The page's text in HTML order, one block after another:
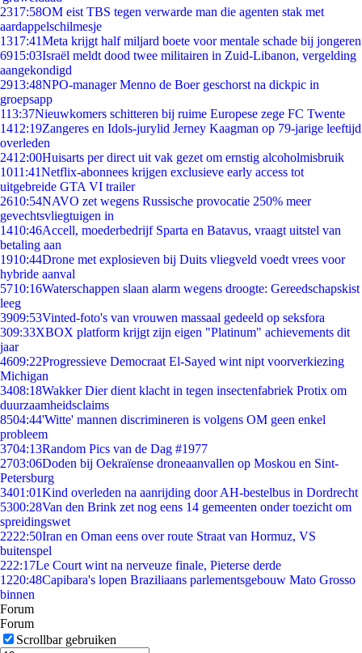
2317:58OM eist TBS tegen verwarde man die agenten stak met
aardappelschilmesje
1317:41Meta krijgt half miljard boete voor mentale schade bij jongeren
6915:03Israël meldt dood twee militairen in Zuid-Libanon, vergelding
aangekondigd
2913:48NPO-manager Menno de Boer geschorst na dickpic in
groepsapp
113:37Nieuwkomers schitteren bij ruime Europese zege FC Twente
1412:19Zangeres en Idols-jurylid Jerney Kaagman op 79-jarige leeftijd
overleden
2412:00Huisarts per direct uit vak gezet om ernstig alcoholmisbruik
1011:41Netflix-abonnees krijgen exclusieve early access tot
uitgebreide GTA VI trailer
2610:54NAVO zet wegens Russische provocatie 250% meer
gevechtsvliegtuigen in
1410:46Accell, moederbedrijf Sparta en Batavus, vraagt uitstel van
betaling aan
1910:44Drone met explosieven bij Duits vliegveld voedt vrees voor
hybride aanval
5710:16Waterschappen slaan alarm wegens droogte: Gereedschapskist
leeg
3909:53Vinted-foto's van vrouwen massaal gedeeld op seksfora
309:33XBOX platform krijgt zijn eigen "Platinum" achievements dit
jaar
4609:22Progressieve Democraat El-Sayed wint nipt voorverkiezing
Michigan
3408:18Wakker Dier dient klacht in tegen insectenfabriek Protix om
duurzaamheidsclaims
8504:44'Witte' mannen discrimineren is volgens OM geen enkel
probleem
3704:13Random Pics van de Dag #1977
2703:06Doden bij Oekraïense droneaanvallen op Moskou en Sint-
Petersburg
3401:01Kind overleden na aanrijding door AH-bestelbus in Dordrecht
5300:28Van den Brink zet nog eens 14 gemeenten onder toezicht om
spreidingswet
2222:50Iran en Oman eens over route Straat van Hormuz, VS
buitenspel
222:17Le Court wint na nerveuze finale, Pieterse derde
1220:48Capibara's lopen Braziliaans parlementsgebouw Mato Grosso
binnen
Forum
Forum
Scrollbar gebruiken